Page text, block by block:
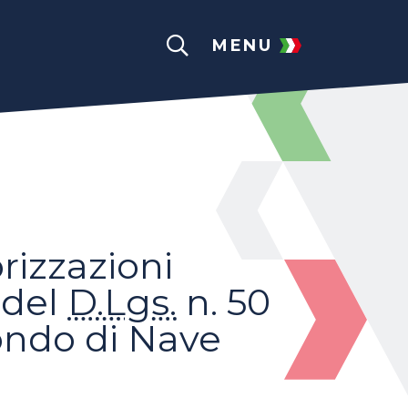
MENU
D.Lgs. n. 50
di Nave